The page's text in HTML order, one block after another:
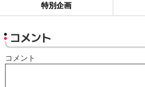
特別企画
コメント
コメント